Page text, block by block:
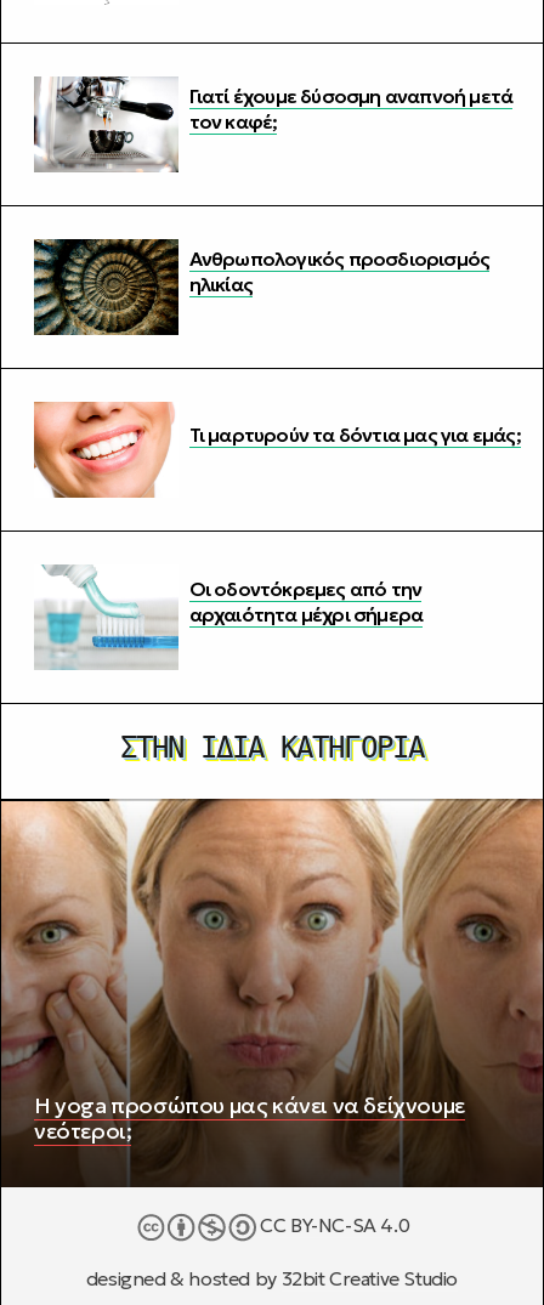
Γιατί έχουμε δύσοσμη αναπνοή μετά
τον καφέ;
Ανθρωπολογικός προσδιορισμός
ηλικίας
Τι μαρτυρούν τα δόντια μας για εμάς;
Οι οδοντόκρεμες από την
αρχαιότητα μέχρι σήμερα
ΣΤΗΝ ΊΔΙΑ ΚΑΤΗΓΟΡΊΑ
Η yoga προσώπου μας κάνει να δείχνουμε
νεότεροι;
CC BY-NC-SA 4.0
designed & hosted by 32bit Creative Studio